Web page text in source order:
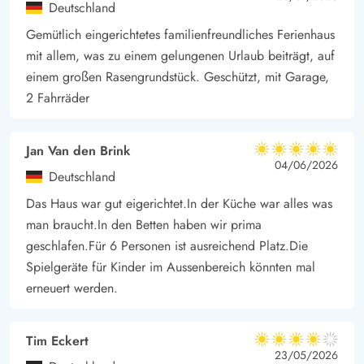
euch in den Cafés und Restaurants verwöhnen lassen könnt.
Ausflüge könnt ihr zum Leuchtturm in Blåvand machen, das
Tirpitz Museum besuchen oder mit den Kindern in den Blåvand
Zoo fahren.
Die Lademöglichkeit für das Elektroauto ist eine Ladestation
Deutschland
Gemütlich eingerichtetes familienfreundliches Ferienhaus
mit allem, was zu einem gelungenen Urlaub beiträgt, auf
einem großen Rasengrundstück. Geschützt, mit Garage,
2 Fahrräder
Jan Van den Brink
Deutschland
5 von 5
5 von 5
5 out of 5
04/06/2026
Das Haus war gut eigerichtet.In der Küche war alles was
man braucht.In den Betten haben wir prima
geschlafen.Für 6 Personen ist ausreichend Platz.Die
Spielgeräte für Kinder im Aussenbereich könnten mal
erneuert werden.
Tim Eckert
4 von 5
4 von 5
4 out of 5
23/05/2026